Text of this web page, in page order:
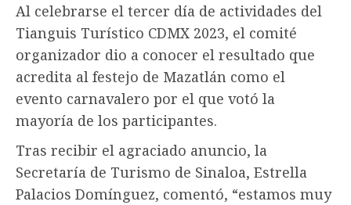
Al celebrarse el tercer día de actividades del
Tianguis Turístico CDMX 2023, el comité
organizador dio a conocer el resultado que
acredita al festejo de Mazatlán como el
evento carnavalero por el que votó la
mayoría de los participantes.
Tras recibir el agraciado anuncio, la
Secretaría de Turismo de Sinaloa, Estrella
Palacios Domínguez, comentó, “estamos muy